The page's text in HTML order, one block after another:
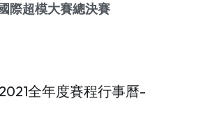
際超模大賽總決賽
全年度賽程行事曆-